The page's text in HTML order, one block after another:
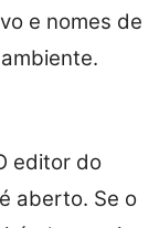
e nomes de
editor do
aberto. Se o